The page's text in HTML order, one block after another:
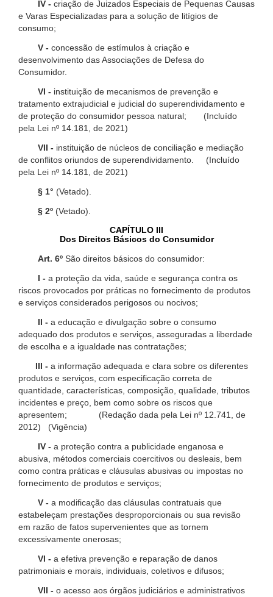
IV - criação de Juizados Especiais de Pequenas Causas
e Varas Especializadas para a solução de litígios de
consumo;
V - concessão de estímulos à criação e
desenvolvimento das Associações de Defesa do
Consumidor.
VI - instituição de mecanismos de prevenção e
tratamento extrajudicial e judicial do superendividamento e
de proteção do consumidor pessoa natural; (Incluído
pela Lei nº 14.181, de 2021)
VII - instituição de núcleos de conciliação e mediação
de conflitos oriundos de superendividamento. (Incluído
pela Lei nº 14.181, de 2021)
§ 1° (Vetado).
§ 2º (Vetado).
CAPÍTULO III
Dos Direitos Básicos do Consumidor
Art. 6º São direitos básicos do consumidor:
I - a proteção da vida, saúde e segurança contra os
riscos provocados por práticas no fornecimento de produtos
e serviços considerados perigosos ou nocivos;
II - a educação e divulgação sobre o consumo
adequado dos produtos e serviços, asseguradas a liberdade
de escolha e a igualdade nas contratações;
III - a informação adequada e clara sobre os diferentes
produtos e serviços, com especificação correta de
quantidade, características, composição, qualidade, tributos
incidentes e preço, bem como sobre os riscos que
apresentem; (Redação dada pela Lei nº 12.741, de
2012) (Vigência)
IV - a proteção contra a publicidade enganosa e
abusiva, métodos comerciais coercitivos ou desleais, bem
como contra práticas e cláusulas abusivas ou impostas no
fornecimento de produtos e serviços;
V - a modificação das cláusulas contratuais que
estabeleçam prestações desproporcionais ou sua revisão
em razão de fatos supervenientes que as tornem
excessivamente onerosas;
VI - a efetiva prevenção e reparação de danos
patrimoniais e morais, individuais, coletivos e difusos;
VII - o acesso aos órgãos judiciários e administrativos